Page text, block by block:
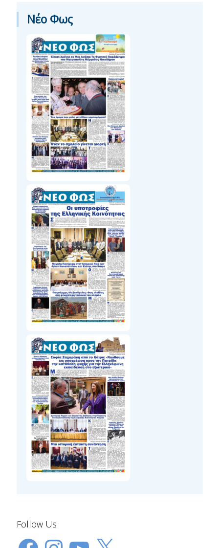
Νέο Φως
Follow Us
FacebookInstagramYouTube
X